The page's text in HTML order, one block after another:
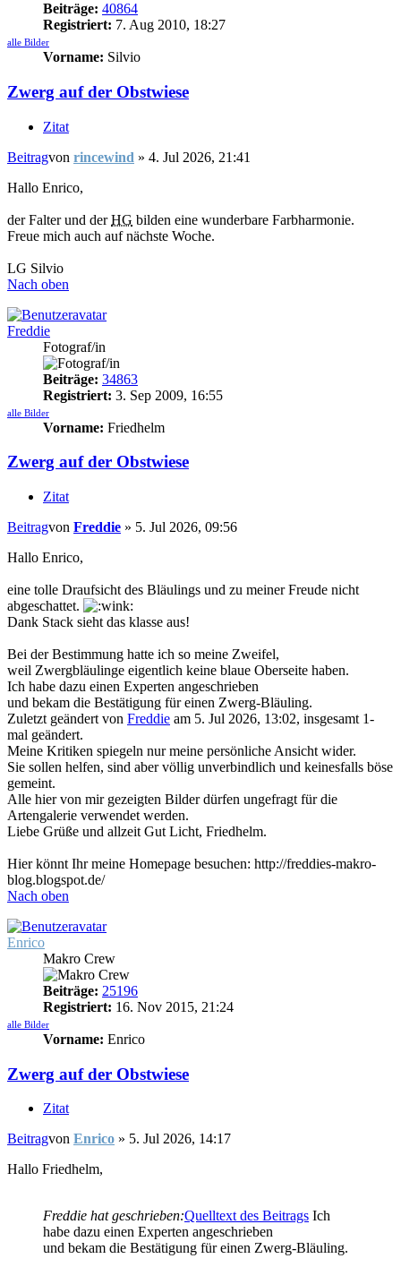
Beiträge: 40864
Registriert: 7. Aug 2010, 18:27
alle Bilder
Vorname: Silvio
Zwerg auf der Obstwiese
Zitat
Beitragvon rincewind » 4. Jul 2026, 21:41
Hallo Enrico,
der Falter und derHG bilden eine wunderbare Farbharmonie.
Freue mich auch auf nächste Woche.
LG Silvio
Nach oben
Freddie
Fotograf/in
Beiträge: 34863
Registriert: 3. Sep 2009, 16:55
alle Bilder
Vorname: Friedhelm
Zwerg auf der Obstwiese
Zitat
Beitragvon Freddie » 5. Jul 2026, 09:56
Hallo Enrico,
eine tolle Draufsicht des Bläulings und zu meiner Freude nicht
abgeschattet.
Dank Stack sieht das klasse aus!
Bei der Bestimmung hatte ich so meine Zweifel,
weil Zwergbläulinge eigentlich keine blaue Oberseite haben.
Ich habe dazu einen Experten angeschrieben
und bekam die Bestätigung für einen Zwerg-Bläuling.
Zuletzt geändert von Freddie am 5. Jul 2026, 13:02, insgesamt 1-
mal geändert.
Meine Kritiken spiegeln nur meine persönliche Ansicht wider.
Sie sollen helfen, sind aber völlig unverbindlich und keinesfalls böse
gemeint.
Alle hier von mir gezeigten Bilder dürfen ungefragt für die
Artengalerie verwendet werden.
Liebe Grüße und allzeit Gut Licht, Friedhelm.
Hier könnt Ihr meine Homepage besuchen: http://freddies-makro-
blog.blogspot.de/
Nach oben
Enrico
Makro Crew
Beiträge: 25196
Registriert: 16. Nov 2015, 21:24
alle Bilder
Vorname: Enrico
Zwerg auf der Obstwiese
Zitat
Beitragvon Enrico » 5. Jul 2026, 14:17
Hallo Friedhelm,
Freddie hat geschrieben:Quelltext des Beitrags Ich
habe dazu einen Experten angeschrieben
und bekam die Bestätigung für einen Zwerg-Bläuling.